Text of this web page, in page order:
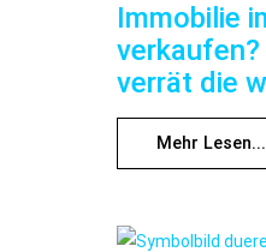
Immobilie
verkaufen?
verrät die
Mehr Lesen...